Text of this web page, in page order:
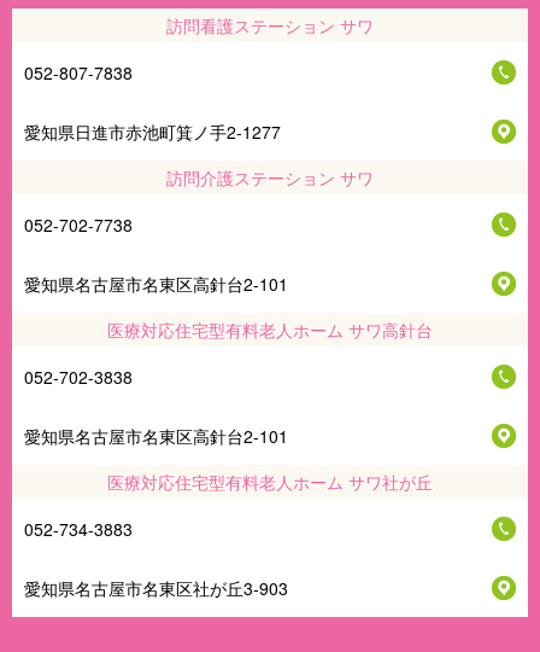
訪問看護ステーション サワ
052-807-7838
愛知県日進市赤池町箕ノ手2-1277
訪問介護ステーション サワ
052-702-7738
愛知県名古屋市名東区高針台2-101
医療対応住宅型有料老人ホーム サワ高針台
052-702-3838
愛知県名古屋市名東区高針台2-101
医療対応住宅型有料老人ホーム サワ社が丘
052-734-3883
愛知県名古屋市名東区社が丘3-903